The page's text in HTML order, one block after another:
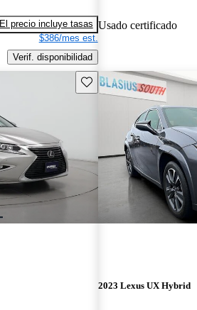
El precio incluye tasas
$386/mes est.
Verif. disponibilidad
Usado certificado
Guarda este Aviso
2023 Lexus UX Hybrid